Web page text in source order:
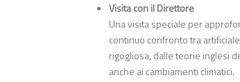
Visita con il Direttore
Una visita speciale per
continuo confronto tra
rigogliosa, dalle teorie inglesi
anche ai cambiamenti climatici.